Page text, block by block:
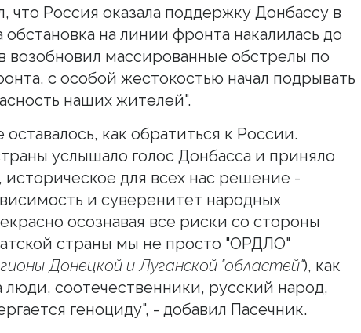
что Россия оказала поддержку Донбассу в
обстановка на линии фронта накалилась до
возобновил массированные обстрелы по
с особой жестокостью начал подрывать
наших жителей".
оставалось, как обратиться к России.
услышало голос Донбасса и приняло
историческое для всех нас решение -
и суверенитет народных
осознавая все риски со стороны
страны мы не просто "ОРДЛО"
Донецкой и Луганской "областей"), как
люди, соотечественники, русский народ,
геноциду", - добавил Пасечник.